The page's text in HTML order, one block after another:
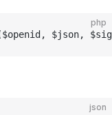
php
$json,
json